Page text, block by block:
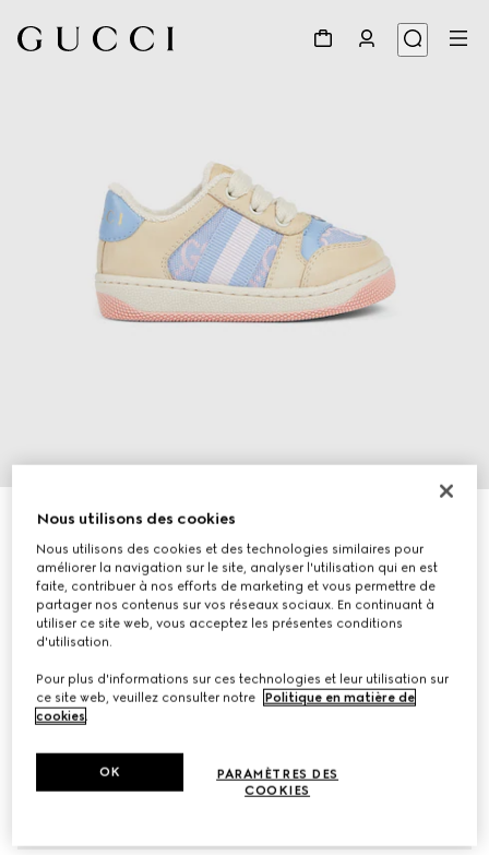
Baskets Screener pour tout-petit
CHF 440
Déclinaisonscuir ivoire
Nous utilisons des cookies
Nous utilisons des cookies et des technologies similaires pour
améliorer la navigation sur le site, analyser l'utilisation qui en est
faite, contribuer à nos efforts de marketing et vous permettre de
partager nos contenus sur vos réseaux sociaux. En continuant à
utiliser ce site web, vous acceptez les présentes conditions
d'utilisation.
Pour plus d'informations sur ces technologies et leur utilisation sur
ce site web, veuillez consulter notre
Politique en matière de
cookies.
PARAMÈTRES DES
COOKIES
OK